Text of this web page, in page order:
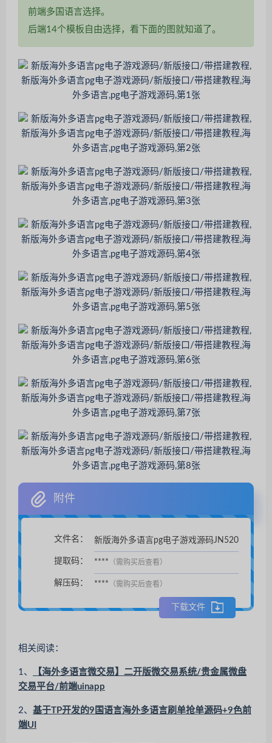
前端多国语言选择。
后端14个模板自由选择，看下面的图就知道了。
附件
文件名： 新版海外多语言pg电子游戏源码JN520
提取码： **** （需购买后查看）
解压码： **** （需购买后查看）
下载文件
相关阅读：
1、
【海外多语言微交易】二开版微交易系统/贵金属微盘
交易平台/前端uinapp
2、 基于TP开发的9国语言海外多语言刷单抢单源码+9色前
端UI